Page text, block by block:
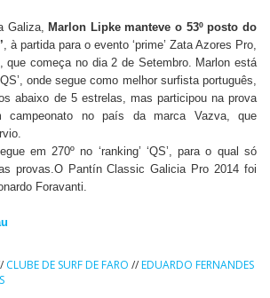
Galiza, Marlon Lipke manteve o 53º posto do
, à partida para o evento ‘prime’ Zata Azores Pro,
que começa no dia 2 de Setembro. Marlon está
onde segue como melhor surfista português,
abaixo de 5 estrelas, mas participou na prova
campeonato no país da marca Vazva, que
em 270º no ‘ranking’ ‘QS’, para o qual só
provas.O Pantín Classic Galicia Pro 2014 foi
Foravanti.
CLUBE DE SURF DE FARO //EDUARDO FERNANDES